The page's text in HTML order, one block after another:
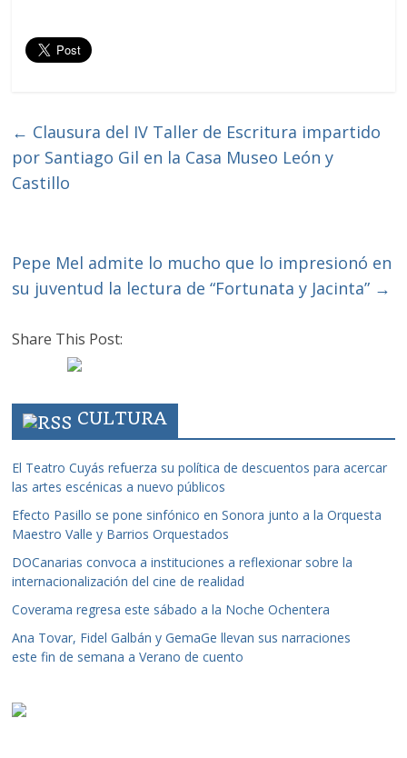
← Clausura del IV Taller de Escritura impartido
por Santiago Gil en la Casa Museo León y
Castillo
Pepe Mel admite lo mucho que lo impresionó en
su juventud la lectura de “Fortunata y Jacinta” →
Share This Post:
CULTURA
El Teatro Cuyás refuerza su política de descuentos para acercar
las artes escénicas a nuevo públicos
Efecto Pasillo se pone sinfónico en Sonora junto a la Orquesta
Maestro Valle y Barrios Orquestados
DOCanarias convoca a instituciones a reflexionar sobre la
internacionalización del cine de realidad
Coverama regresa este sábado a la Noche Ochentera
Ana Tovar, Fidel Galbán y GemaGe llevan sus narraciones
este fin de semana a Verano de cuento